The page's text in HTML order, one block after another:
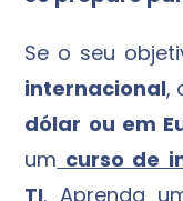
Se o seu
internacional,
dólar ou em
um curso de
TI. Aprenda